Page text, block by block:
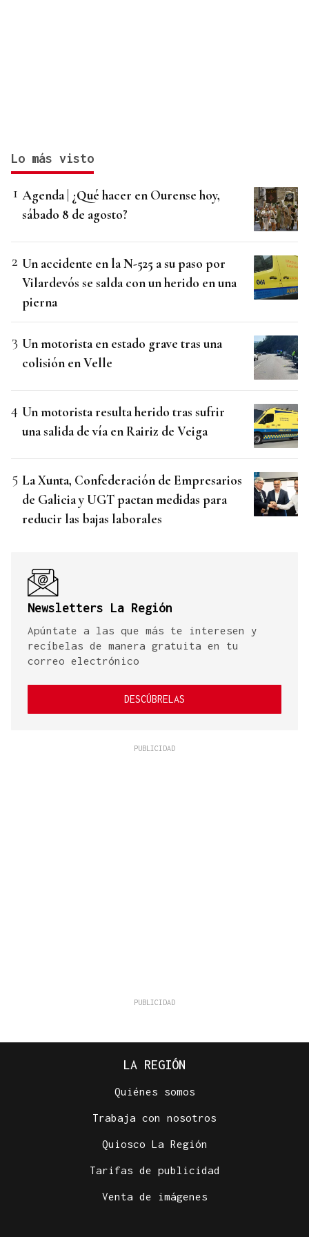
Lo más visto
Agenda | ¿Qué hacer en Ourense hoy,
sábado 8 de agosto?
Un accidente en la N-525 a su paso por
Vilardevós se salda con un herido en una
pierna
Un motorista en estado grave tras una
colisión en Velle
Un motorista resulta herido tras sufrir
una salida de vía en Rairiz de Veiga
La Xunta, Confederación de Empresarios
de Galicia y UGT pactan medidas para
reducir las bajas laborales
Newsletters La Región
Apúntate a las que más te interesen y
recíbelas de manera gratuita en tu
correo electrónico
DESCÚBRELAS
LA REGIÓN
Quiénes somos
Trabaja con nosotros
Quiosco La Región
Tarifas de publicidad
Venta de imágenes